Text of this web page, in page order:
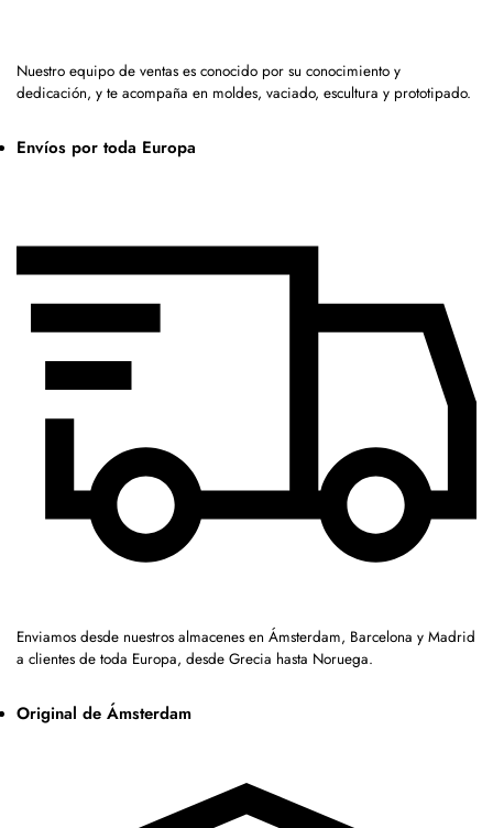
Nuestro equipo de ventas es conocido por su conocimiento y
dedicación, y te acompaña en moldes, vaciado, escultura y prototipado.
Envíos por toda Europa
Enviamos desde nuestros almacenes en Ámsterdam, Barcelona y Madrid
a clientes de toda Europa, desde Grecia hasta Noruega.
Original de Ámsterdam